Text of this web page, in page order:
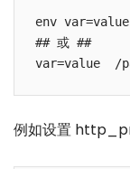
env
## 或 ##
例如设置